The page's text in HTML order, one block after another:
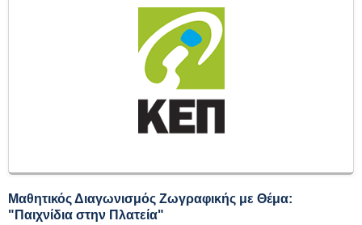
Μαθητικός Διαγωνισμός Ζωγραφικής με Θέμα:
"Παιχνίδια στην Πλατεία"